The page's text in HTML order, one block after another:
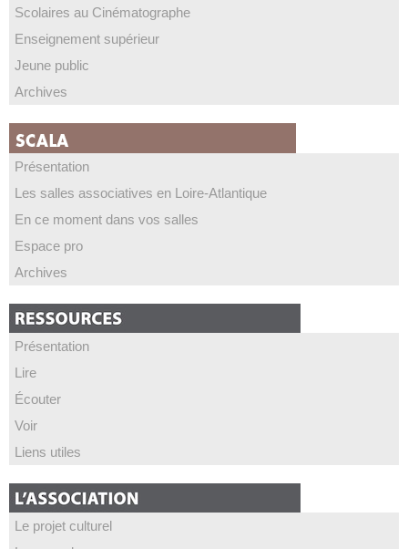
Scolaires au Cinématographe
Enseignement supérieur
Jeune public
Archives
Présentation
Les salles associatives en Loire-Atlantique
En ce moment dans vos salles
Espace pro
Archives
Présentation
Lire
Écouter
Voir
Liens utiles
Le projet culturel